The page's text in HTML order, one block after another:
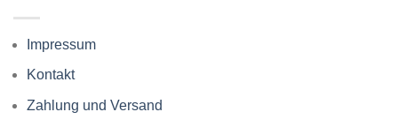
Impressum
Kontakt
Zahlung und Versand